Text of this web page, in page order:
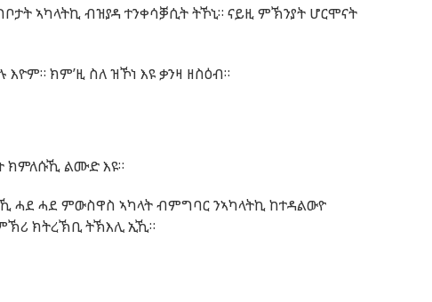
ኣካላትኪ ብዝያዳ ተንቀሳቓሲት ትኾኒ። ናይዚ ምኽንያት ሆርሞናት
ክም’ዚ ስለ ዝኾነ እዩ ቃንዛ ዘስዕብ።
ክምለሱኺ ልሙድ እዩ።
ሓደ ሓደ ምውስዋስ ኣካላት ብምግባር ንኣካላትኪ ከተዳልውዮ
ክትረኽቢ ትኽእሊ ኢኺ።